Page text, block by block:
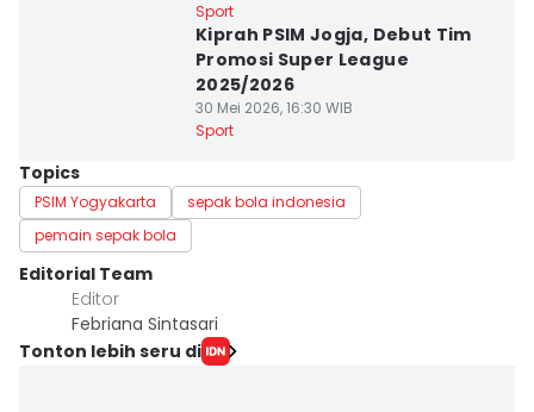
Sport
Kiprah PSIM Jogja, Debut Tim
Promosi Super League
2025/2026
30 Mei 2026, 16:30 WIB
Sport
Topics
PSIM Yogyakarta
sepak bola indonesia
pemain sepak bola
Editorial Team
Editor
Febriana Sintasari
Tonton lebih seru di